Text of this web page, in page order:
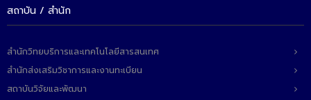
ติดต่อเรา
สถาบัน / สำนัก
สำนักวิทยบริการและเทคโนโลยีสารสนเทศ
สำนักส่งเสริมวิชาการและงานทะเบียน
สถาบันวิจัยและพัฒนา